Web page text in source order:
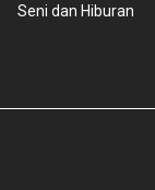
Seni dan Hiburan